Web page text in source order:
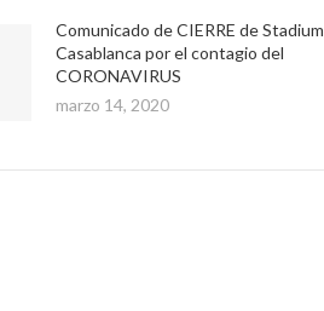
Comunicado de CIERRE de Stadium
Casablanca por el contagio del
CORONAVIRUS
marzo 14, 2020